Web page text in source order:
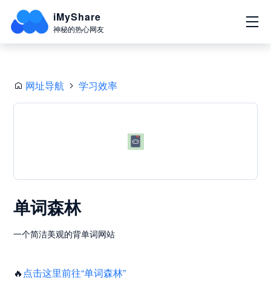
iMyShare
神秘的热心网友
网址导航 学习效率
单词森林
一个简洁美观的背单词网站
🔥 点击这里前往“单词森林”